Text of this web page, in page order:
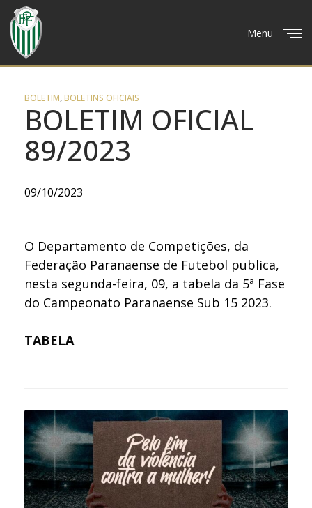
Menu
BOLETIM,BOLETINS OFICIAIS
BOLETIM OFICIAL
89/2023
09/10/2023
O Departamento de Competições, da
Federação Paranaense de Futebol publica,
nesta segunda-feira, 09, a tabela da 5ª Fase
do Campeonato Paranaense Sub 15 2023.
TABELA